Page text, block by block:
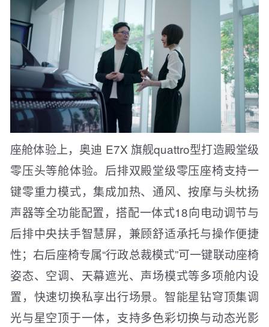
座舱体验上，奥迪 E7X 旗舰quattro型打造殿堂级
零压头等舱体验。后排双殿堂级零压座椅支持一
键零重力模式，集成加热、通风、按摩与头枕扬
声器等全功能配置，搭配一体式18向电动调节与
后排中央扶手智慧屏，兼顾舒适承托与操作便捷
性；右后座椅专属“行政总裁模式”可一键联动座椅
姿态、空调、天幕遮光、声场模式等多项舱内设
置，快速切换私享出行场景。智能星钻穹顶集调
光与星空顶于一体，支持多色彩切换与动态光影